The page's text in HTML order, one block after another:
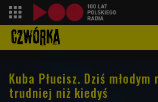
Kuba Płucisz. Dziś
trudniej niż kiedyś